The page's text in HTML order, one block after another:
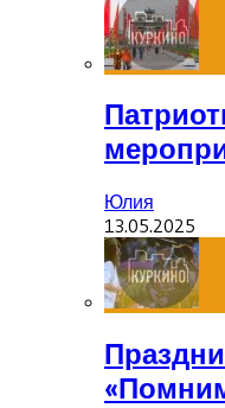
Юлия
13.05.2025